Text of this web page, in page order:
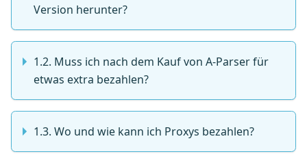
Version herunter?
1.2. Muss ich nach dem Kauf von A-Parser für
etwas extra bezahlen?
1.3. Wo und wie kann ich Proxys bezahlen?